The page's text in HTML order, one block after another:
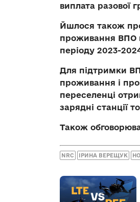
виплата разової
Йшлося також
проживання ВПО
періоду 2023-
Для підтримки
проживання і
переселенці
зарядні станції
Також
NRC ІРИНА ВЕРЕЩУК